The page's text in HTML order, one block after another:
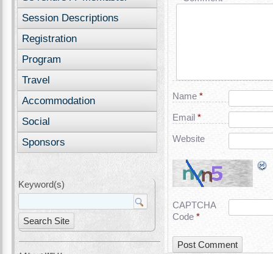
Name*
Email*
Website
CAPTCHA
Code *
Session Descriptions
Registration
Program
Travel
Accommodation
Social
Sponsors
Keyword(s)